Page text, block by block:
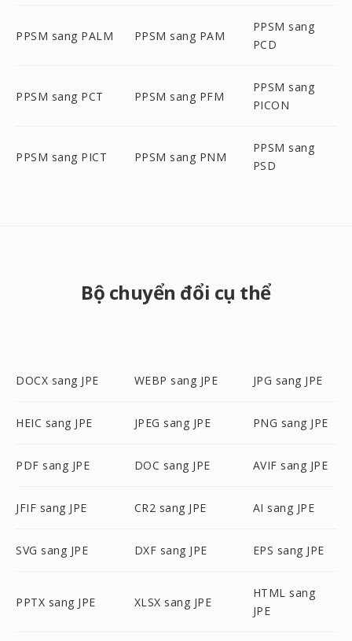
PPSM sang PALM PPSM sang PAM
PPSM sang
PCD
PPSM sang PCT PPSM sang PFM
PPSM sang
PICON
PPSM sang PICT PPSM sang PNM
PPSM sang
PSD
Bộ chuyển đổi cụ thể
DOCX sang JPE WEBP sang JPE JPG sang JPE
HEIC sang JPE JPEG sang JPE PNG sang JPE
PDF sang JPE DOC sang JPE AVIF sang JPE
JFIF sang JPE CR2 sang JPE AI sang JPE
SVG sang JPE DXF sang JPE EPS sang JPE
PPTX sang JPE XLSX sang JPE
HTML sang
JPE